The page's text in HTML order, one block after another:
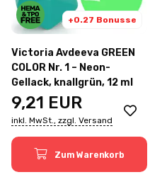
+0.27 Bonusse
Victoria Avdeeva GREEN
COLOR Nr. 1 – Neon-
Gellack, knallgrün, 12 ml
9,21 EUR
inkl. MwSt., zzgl. Versand
Zum Warenkorb